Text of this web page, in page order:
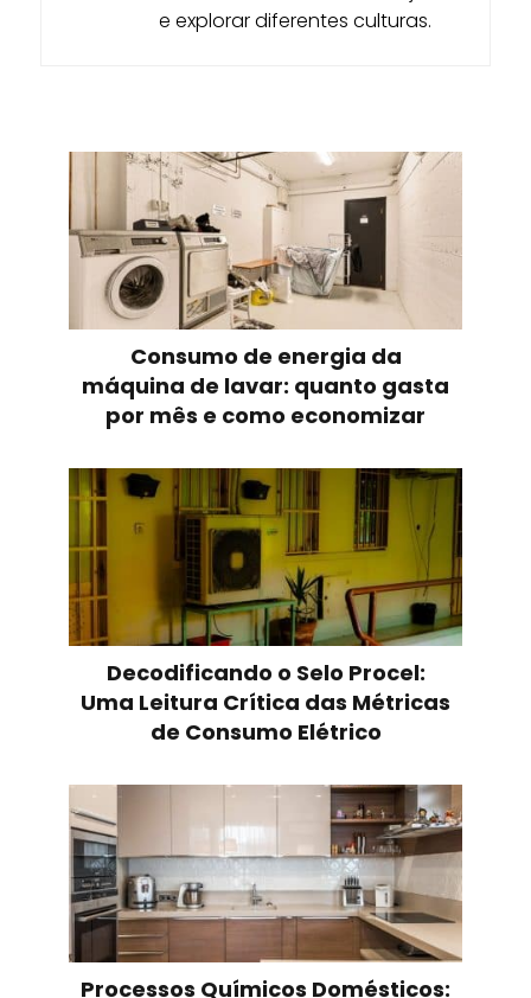
e explorar diferentes culturas.
Consumo de energia da
máquina de lavar: quanto gasta
por mês e como economizar
Decodificando o Selo Procel:
Uma Leitura Crítica das Métricas
de Consumo Elétrico
Processos Químicos Domésticos: